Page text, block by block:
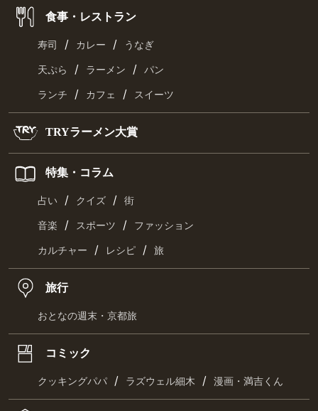
食事・レストラン
寿司 / カレー / うなぎ
天ぷら / ラーメン / パン
ランチ / カフェ / スイーツ
TRYラーメン大賞
特集・コラム
占い / クイズ / 街
音楽 / スポーツ / ファッション
カルチャー / レシピ / 旅
旅行
おとなの週末・京都旅
コミック
クッキングパパ / ラズウェル細木 / 漫画・満吉くん